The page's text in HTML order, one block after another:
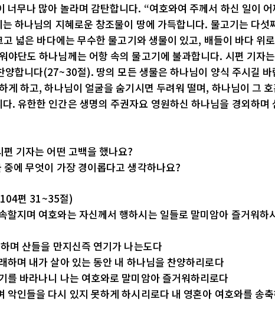
너무나 많아 놀라며 감탄합니다. “여호와여 주께서 하신 일이 어
하나님의 지혜로운 창조물이 땅에 가득합니다. 물고기는 다섯
넓은 바다에는 무수한 물고기와 생물이 있고, 배들이 바다 위
야단도 하나님께는 어항 속의 물고기에 불과합니다. 시편 기자
양합니다(27~30절). 땅의 모든 생물은 하나님이 양식 주시길 바
게 하고, 하나님이 얼굴을 숨기시면 두려워 떨며, 하나님이 그
. 유한한 인간은 생명의 주권자요 영원하신 하나님을 경외하며
기자는 어떤 고백을 했나요?
에 무엇이 가장 경이롭다고 생각하나요?
편 31~35절)
할지며 여호와는 자신께서 행하시는 일들로 말미암아 즐거워하
며 산들을 만지신즉 연기가 나는도다
하며 내가 살아 있는 동안 내 하나님을 찬양하리로다
를 바라나니 나는 여호와로 말미암아 즐거워하리로다
악인들을 다시 있지 못하게 하시리로다 내 영혼아 여호와를 송